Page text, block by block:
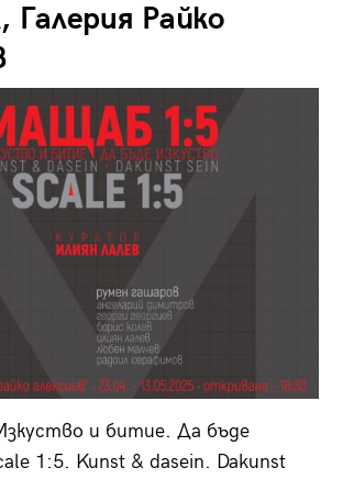
Галерия Райко
и битие. Да бъде
1:5. Kunst & dasein. Dakunst